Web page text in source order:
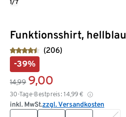
Funktionsshirt, hellblau
(206)
-39%
14,99 9,00
30-Tage-Bestpreis: 14,99 €
inkl. MwSt.zzgl. Versandkosten
1/7